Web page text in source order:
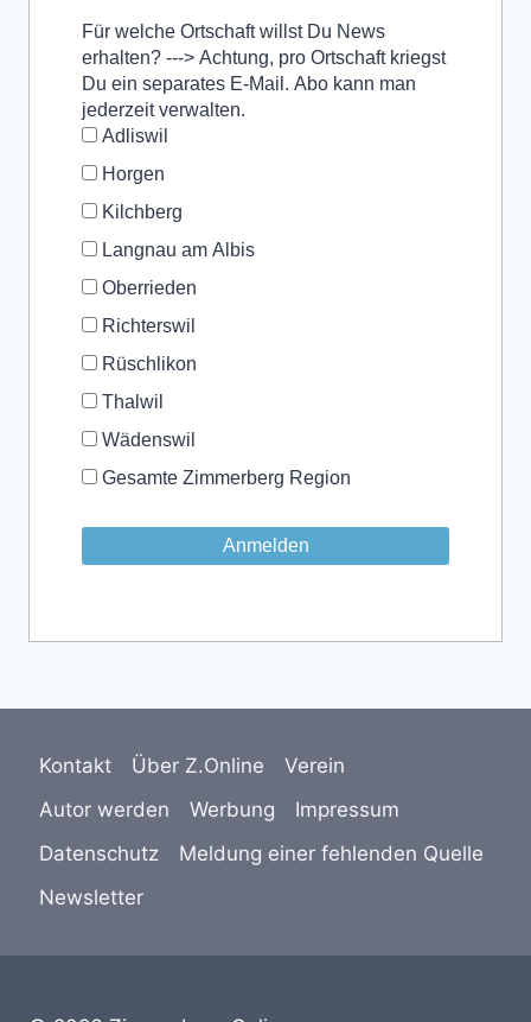
Für welche Ortschaft willst Du News
erhalten? ---> Achtung, pro Ortschaft kriegst
Du ein separates E-Mail. Abo kann man
jederzeit verwalten.
Adliswil
Horgen
Kilchberg
Langnau am Albis
Oberrieden
Richterswil
Rüschlikon
Thalwil
Wädenswil
Gesamte Zimmerberg Region
Kontakt Über Z.Online
Verein
Autor werden
Werbung
Impressum
Datenschutz
Meldung einer fehlenden Quelle
Newsletter